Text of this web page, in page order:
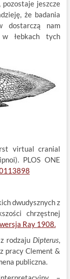
jeszcze
że badania
dostarczą nam
łebkach tych
virtual cranial
PLOS ONE
dwudysznych z
chrzęstnej
Ray 1908.
rodzaju Dipterus,
z pracy Clement &
publiczna.